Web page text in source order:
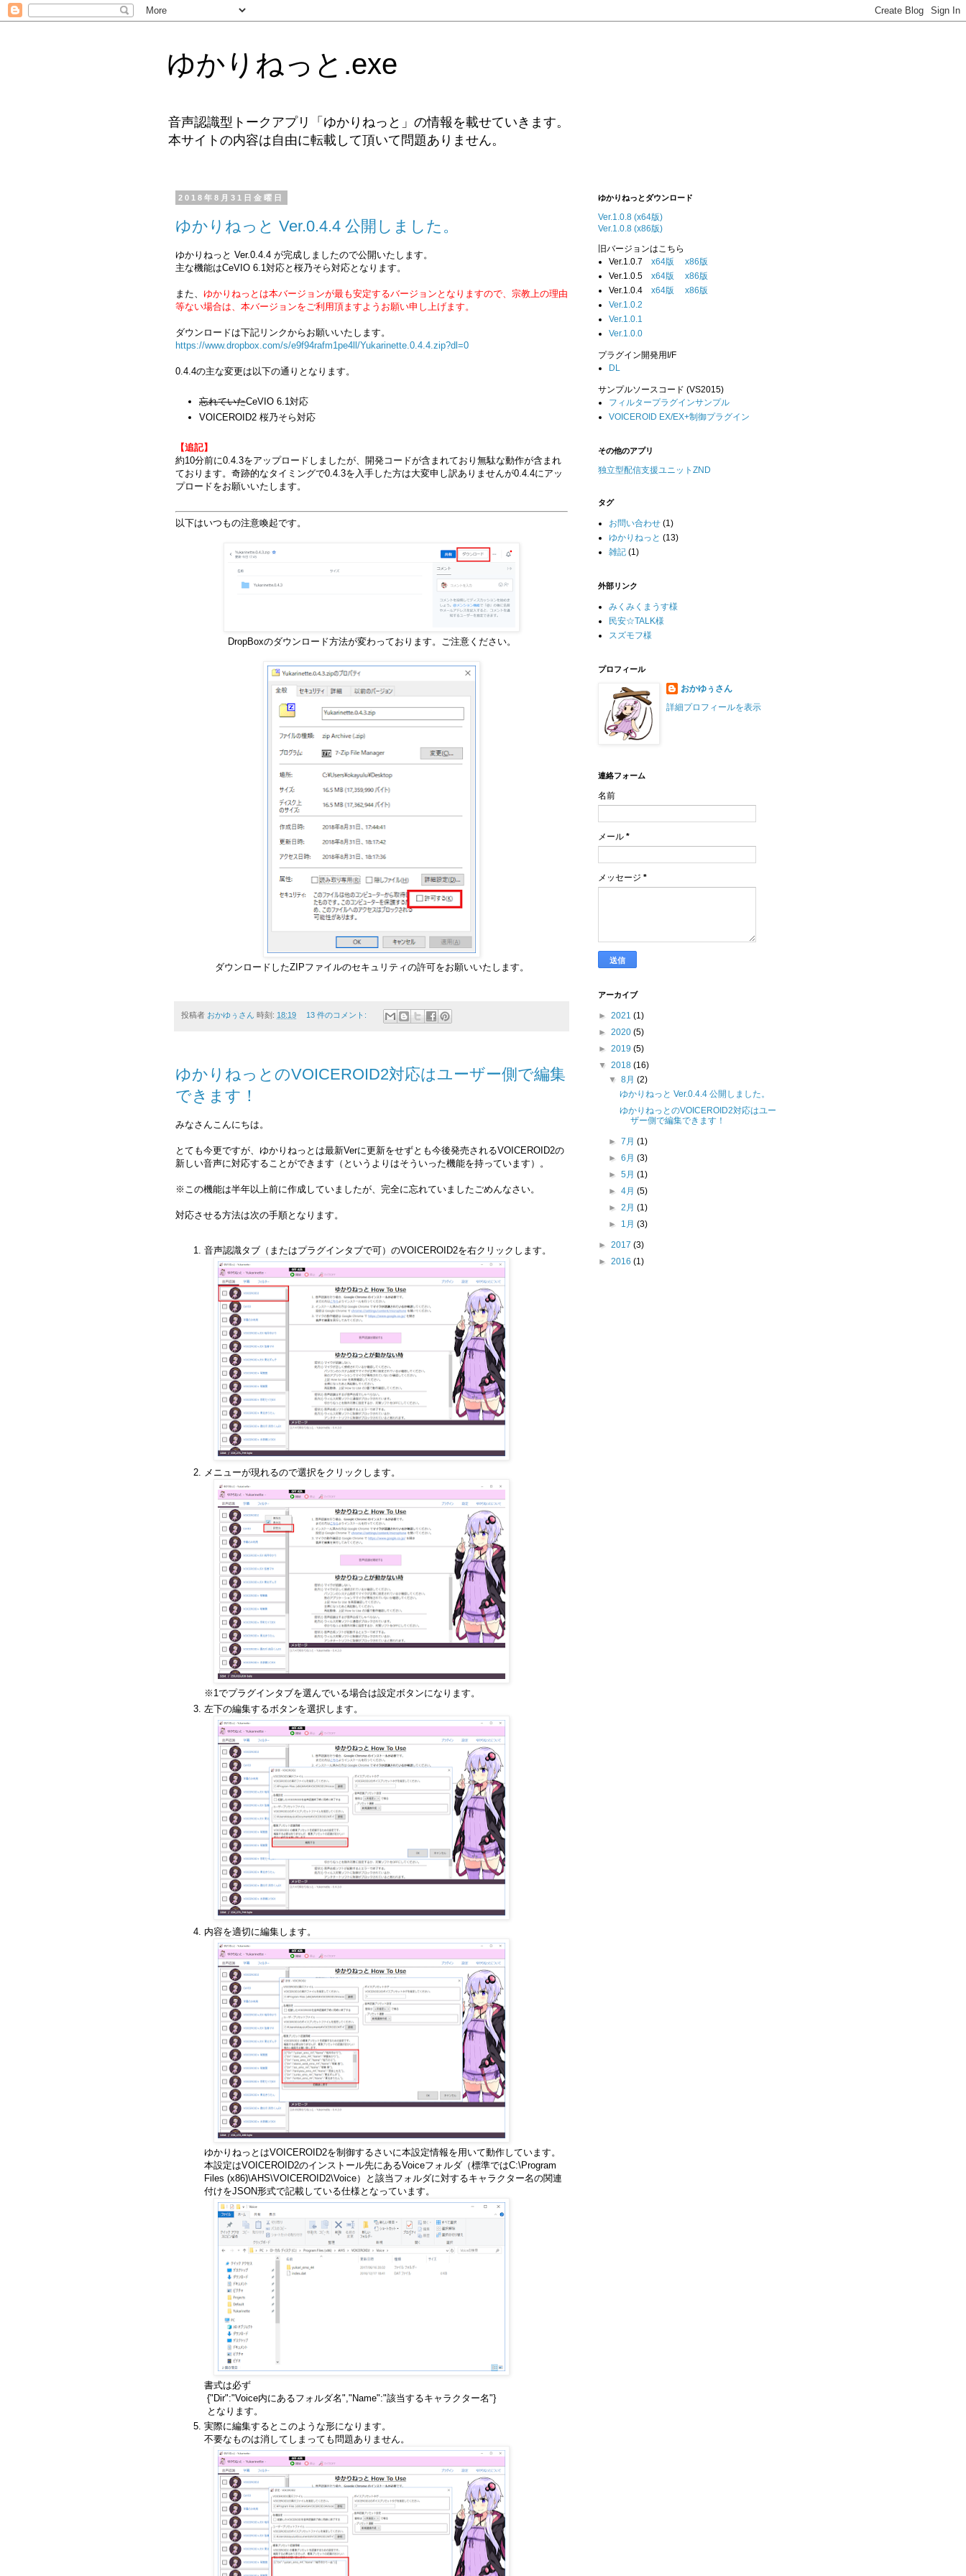
ゆかりねっと.exe
音声認識型トークアプリ「ゆかりねっと」の情報を載せていきます。
本サイトの内容は自由に転載して頂いて問題ありません。
2018年8月31日金曜日
ゆかりねっと Ver.0.4.4 公開しました。
ゆかりねっと Ver.0.4.4 が完成しましたので公開いたします。
主な機能はCeVIO 6.1対応と桜乃そら対応となります。
また、 ゆかりねっとは本バージョンが最も安定するバージョンとなりますので、宗教上の理由
等ない場合は、本バージョンをご利用頂ますようお願い申し上げます。
ダウンロードは下記リンクからお願いいたします。
https://www.dropbox.com/s/e9f94rafm1pe4ll/Yukarinette.0.4.4.zip?dl=0
0.4.4の主な変更は以下の通りとなります。
忘れていたCeVIO 6.1対応
VOICEROID2 桜乃そら対応
【追記】
約10分前に0.4.3をアップロードしましたが、開発コードが含まれており無駄な動作が含まれ
ております。奇跡的なタイミングで0.4.3を入手した方は大変申し訳ありませんが0.4.4にアッ
プロードをお願いいたします。
以下はいつもの注意喚起です。
DropBoxのダウンロード方法が変わっております。ご注意ください。
ダウンロードしたZIPファイルのセキュリティの許可をお願いいたします。
投稿者 おかゆぅさん 時刻: 18:19 13 件のコメント:
ゆかりねっとのVOICEROID2対応はユーザー側で編集
できます！
みなさんこんにちは。
とても今更ですが、ゆかりねっとは最新Verに更新をせずとも今後発売されるVOICEROID2の
新しい音声に対応することができます（というよりはそういった機能を持っています）。
※この機能は半年以上前に作成していましたが、完全に忘れていましたごめんなさい。
対応させる方法は次の手順となります。
音声認識タブ（またはプラグインタブで可）のVOICEROID2を右クリックします。
メニューが現れるので選択をクリックします。
※1でプラグインタブを選んでいる場合は設定ボタンになります。
左下の編集するボタンを選択します。
内容を適切に編集します。
ゆかりねっとはVOICEROID2を制御するさいに本設定情報を用いて動作しています。
本設定はVOICEROID2のインストール先にあるVoiceフォルダ（標準ではC:\Program
Files (x86)\AHS\VOICEROID2\Voice）と該当フォルダに対するキャラクター名の関連
付けをJSON形式で記載している仕様となっています。
書式は必ず
{"Dir":"Voice内にあるフォルダ名","Name":"該当するキャラクター名"}
となります。
実際に編集するとこのような形になります。
不要なものは消してしまっても問題ありません。
ゆかりねっとダウンロード
Ver.1.0.8 (x64版)
Ver.1.0.8 (x86版)
旧バージョンはこちら
Ver.1.0.7 x64版
x86版
Ver.1.0.5 x64版
x86版
Ver.1.0.4 x64版
x86版
Ver.1.0.2
Ver.1.0.1
Ver.1.0.0
プラグイン開発用I/F
DL
サンプルソースコード (VS2015)
フィルタープラグインサンプル
VOICEROID EX/EX+制御プラグイン
その他のアプリ
独立型配信支援ユニットZND
タグ
お問い合わせ (1)
ゆかりねっと (13)
雑記 (1)
外部リンク
みくみくまうす様
民安☆TALK様
スズモフ様
プロフィール
おかゆぅさん
詳細プロフィールを表示
連絡フォーム
名前
メール *
メッセージ *
アーカイブ
► 2021 (1)
► 2020 (5)
► 2019 (5)
▼ 2018 (16)
▼8月(2)
ゆかりねっと Ver.0.4.4 公開しました。
ゆかりねっとのVOICEROID2対応はユー
ザー側で編集できます！
►7月(1)
►6月(3)
►5月(1)
►4月(5)
►2月(1)
► 1月(3)
► 2017 (3)
► 2016 (1)